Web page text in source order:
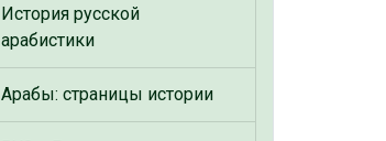
История русской
арабистики
Арабы: страницы истории